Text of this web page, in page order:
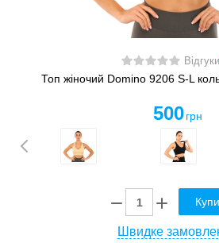
Відгуки
Топ жіночий Domino 9206 S-L
500 грн
Швидке